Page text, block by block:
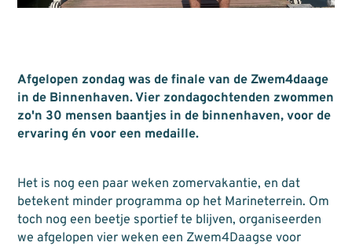
Afgelopen zondag was de finale van de Zwem4daage
in de Binnenhaven. Vier zondagochtenden zwommen
zo'n 30 mensen baantjes in de binnenhaven, voor de
ervaring én voor een medaille.
Het is nog een paar weken zomervakantie, en dat
betekent minder programma op het Marineterrein. Om
toch nog een beetje sportief te blijven, organiseerden
we afgelopen vier weken een Zwem4Daagse voor